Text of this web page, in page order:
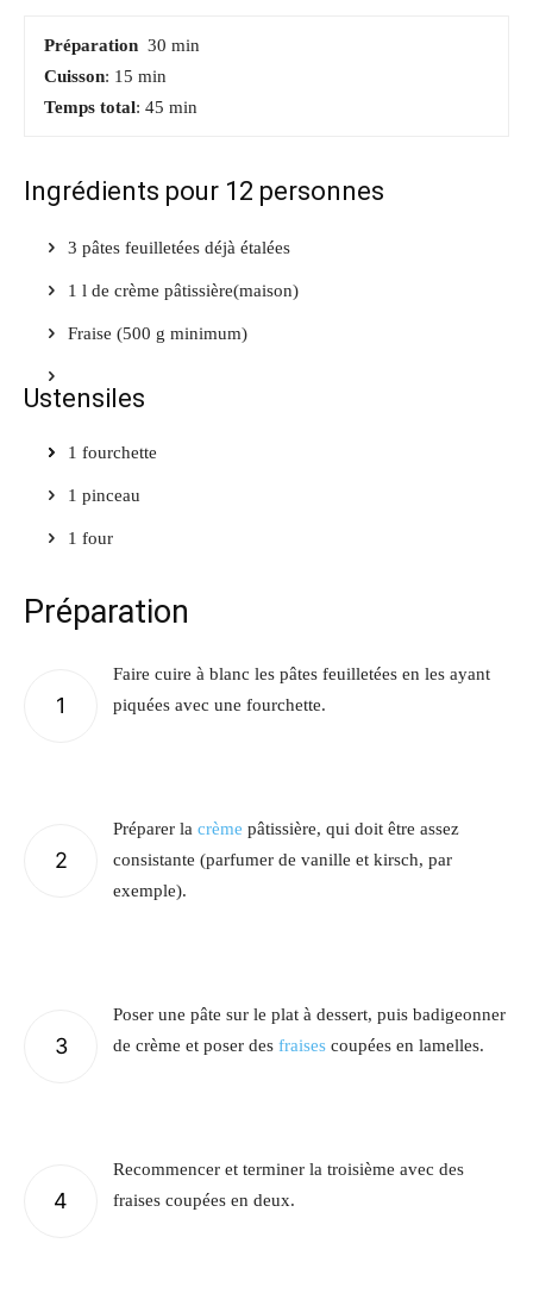
Préparation 30 min
Cuisson: 15 min
Temps total: 45 min
Ingrédients pour 12 personnes
3 pâtes feuilletées déjà étalées
1 l de crème pâtissière(maison)
Fraise (500 g minimum)
Ustensiles
1 fourchette
1 pinceau
1 four
Préparation
1
Faire cuire à blanc les pâtes feuilletées en les ayant
piquées avec une fourchette.
2
Préparer la crème pâtissière, qui doit être assez
consistante (parfumer de vanille et kirsch, par
exemple).
3
Poser une pâte sur le plat à dessert, puis badigeonner
de crème et poser des fraises coupées en lamelles.
4
Recommencer et terminer la troisième avec des
fraises coupées en deux.